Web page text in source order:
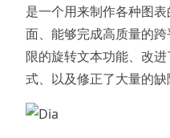
是一个用来制作各种图
面、能够完成高质量的
限的旋转文本功能、改
式、以及修正了大量的缺